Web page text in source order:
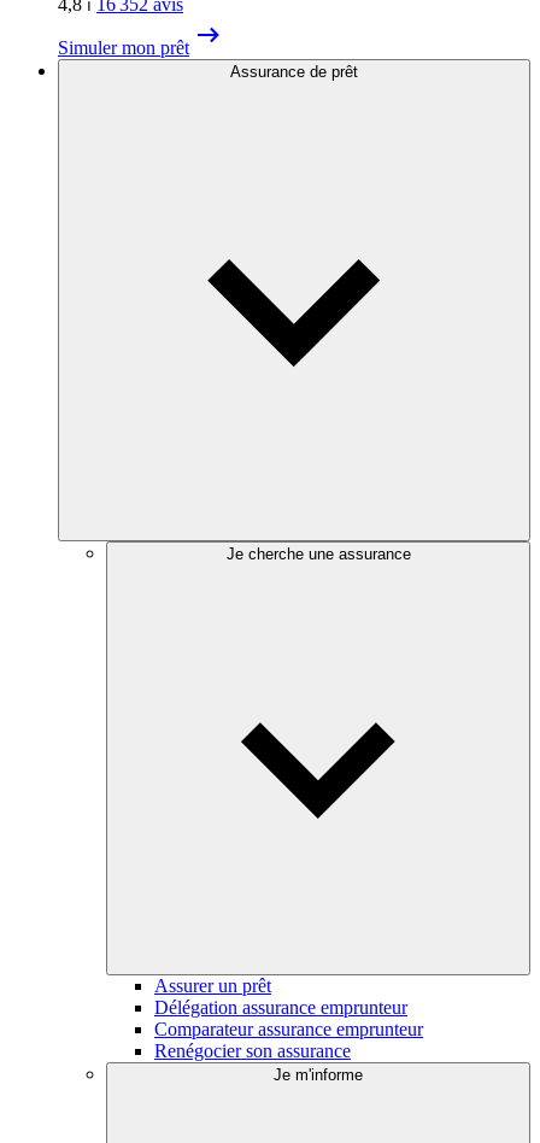
Simuler mon prêt
Assurance de prêt
Je cherche une assurance
Assurer un prêt
Délégation assurance emprunteur
Comparateur assurance emprunteur
Renégocier son assurance
Je m'informe